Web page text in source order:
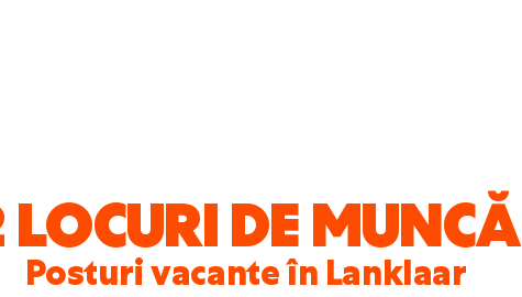
LOCURI DE MUNCĂ
Posturi vacante în Lanklaar